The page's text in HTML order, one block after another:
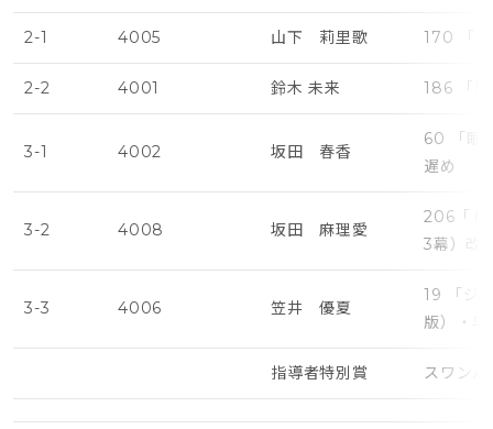
2-1 4005 山下 莉里歌 170 「
2-2 4001 鈴木 未来 186 「
3-1 4002 坂田 春香
60 「眠
遅め
3-2 4008 坂田 麻理愛
206「ド
3幕）改
3-3 4006 笠井 優夏
19 「ジ
版）・早
指導者特別賞 スワン